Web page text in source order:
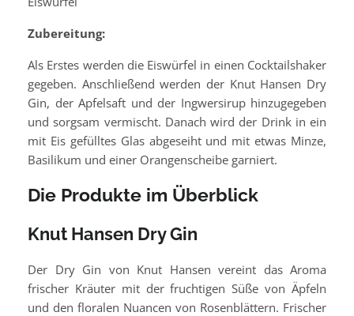
Zubereitung:
Als Erstes werden die Eiswürfel in einen Cocktailshaker
gegeben. Anschließend werden der Knut Hansen Dry
Gin, der Apfelsaft und der Ingwersirup hinzugegeben
und sorgsam vermischt. Danach wird der Drink in ein
mit Eis gefülltes Glas abgeseiht und mit etwas Minze,
Basilikum und einer Orangenscheibe garniert.
Die Produkte im Überblick
Knut Hansen Dry Gin
Der Dry Gin von Knut Hansen vereint das Aroma
frischer Kräuter mit der fruchtigen Süße von Äpfeln
und den floralen Nuancen von Rosenblättern. Frischer